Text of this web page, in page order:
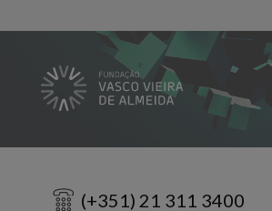
(+351) 21 311 3400